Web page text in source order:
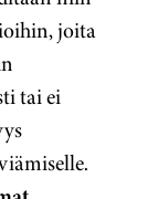
joita
tai ei